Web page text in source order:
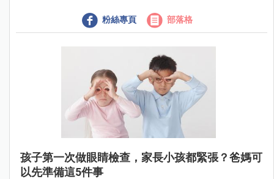
粉絲專頁 部落格
孩子第一次做眼睛檢查，家長小孩都緊張？爸媽可
以先準備這5件事